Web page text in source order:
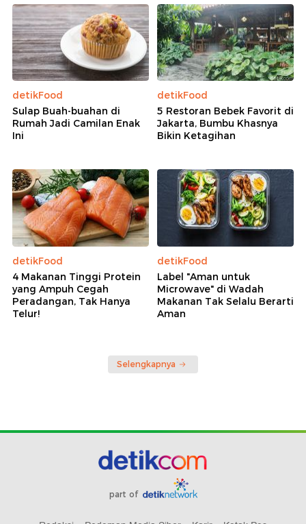
detikFood
Sulap Buah-buahan di
Rumah Jadi Camilan Enak
Ini
detikFood
5 Restoran Bebek Favorit di
Jakarta, Bumbu Khasnya
Bikin Ketagihan
detikFood
4 Makanan Tinggi Protein
yang Ampuh Cegah
Peradangan, Tak Hanya
Telur!
detikFood
Label "Aman untuk
Microwave" di Wadah
Makanan Tak Selalu Berarti
Aman
Selengkapnya
part of